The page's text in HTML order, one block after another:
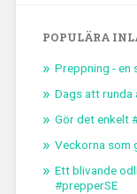
POPULÄRA
Preppning - en
Dags att runda
Gör det enkelt
Veckorna som
Ett blivande
#prepperSE